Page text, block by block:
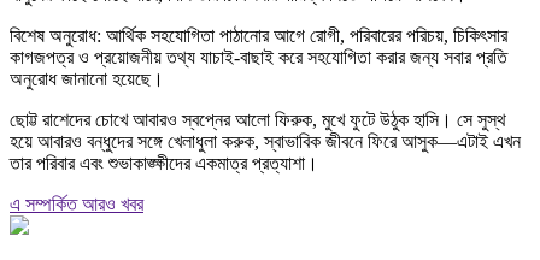
বিশেষ অনুরোধ: আর্থিক সহযোগিতা পাঠানোর আগে রোগী, পরিবারের পরিচয়, চিকিৎসার
কাগজপত্র ও প্রয়োজনীয় তথ্য যাচাই-বাছাই করে সহযোগিতা করার জন্য সবার প্রতি
অনুরোধ জানানো হয়েছে।
ছোট্ট রাশেদের চোখে আবারও স্বপ্নের আলো ফিরুক, মুখে ফুটে উঠুক হাসি। সে সুস্থ
হয়ে আবারও বন্ধুদের সঙ্গে খেলাধুলা করুক, স্বাভাবিক জীবনে ফিরে আসুক—এটাই এখন
তার পরিবার এবং শুভাকাঙ্ক্ষীদের একমাত্র প্রত্যাশা।
এ সম্পর্কিত আরও খবর